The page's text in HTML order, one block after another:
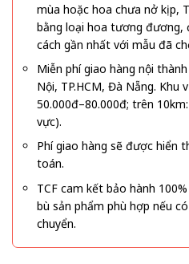
mùa hoặc hoa chưa nở kịp,
bằng loại hoa tương đương,
cách gần nhất với mẫu đã
Miễn phí giao hàng nội
Nội, TP.HCM, Đà Nẵng. Khu
50.000đ–80.000đ; trên
vực).
Phí giao hàng sẽ được hiển
toán.
TCF cam kết bảo hành
bù sản phẩm phù hợp nếu
chuyển.